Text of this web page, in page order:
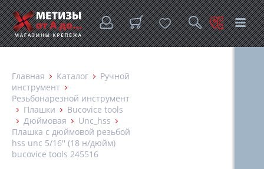
Главная Каталог
Ручной
инструмент
Резьбонарезной инструмент
Плашки
Bucovice tools
Дюймовая
Unc_hss
Плашка с дюймовой резьбой
hss unc 5/16'' (18 н/дюйм)
bucovice tools 245516